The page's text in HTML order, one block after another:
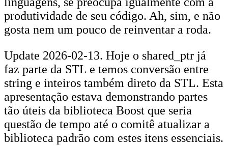
produtividade de seu código. Ah, sim, e não
gosta nem um pouco de reinventar a roda.
Update 2026-02-13. Hoje o shared_ptr já
faz parte da STL e temos conversão entre
string e inteiros também direto da STL. Esta
apresentação estava demonstrando partes
tão úteis da biblioteca Boost que seria
questão de tempo até o comitê atualizar a
biblioteca padrão com estes itens essenciais.